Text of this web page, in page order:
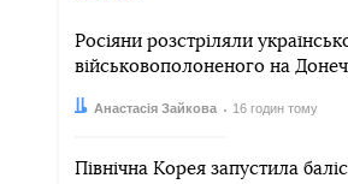
Росіяни розстріляли
військовополоненого на
Автор:
Анастасія Зайкова
Дата: 16 годин тому
Північна Корея запустила